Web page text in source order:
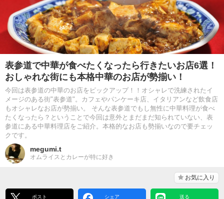
表参道で中華が食べたくなったら行きたいお店6選！
おしゃれな街にも本格中華のお店が勢揃い！
今回は表参道の中華のお店をピックアップ！！オシャレで洗練されたイ
メージのある街"表参道"。カフェやパンケーキ店、イタリアンなど飲食店
もオシャレなお店が勢揃い。 そんな表参道でもし無性に中華料理が食べ
たくなったら？ということで今回は意外とまだまだ知られていない、表
参道にある中華料理店をご紹介。本格的なお店も勢揃いなので要チェッ
クです。
megumi.t
オムライスとカレーが特に好き
お気に入り
ポスト シェア 送る